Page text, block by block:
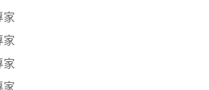
家
家
家
家